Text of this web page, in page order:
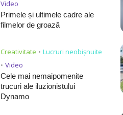
Video
Primele și ultimele cadre ale
filmelor de groază
Creativitate • Lucruri neobișnuite
• Video
Cele mai nemaipomenite
trucuri ale iluzionistului
Dynamo